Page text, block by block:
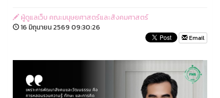
ผู้ดูแลเว็บ คณะมนุษยศาสตร์และสังคมศาสตร์
16 มิถุนายน 2569 09:30:26
Email